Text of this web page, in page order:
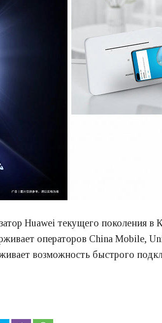
Huawei текущего поколения
операторов China Mobile,
возможность быстрого